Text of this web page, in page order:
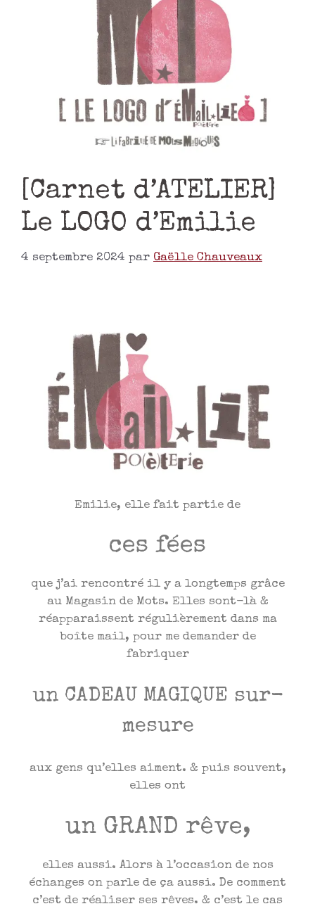
[Carnet d’ATELIER]
Le LOGO d’Emilie
4 septembre 2024 par Gaëlle Chauveaux
Emilie, elle fait partie de
ces fées
que j’ai rencontré il y a longtemps grâce
au Magasin de Mots. Elles sont-là &
réapparaissent régulièrement dans ma
boîte mail, pour me demander de
fabriquer
un CADEAU MAGIQUE sur-
mesure
aux gens qu’elles aiment. & puis souvent,
elles ont
un GRAND rêve,
elles aussi. Alors à l’occasion de nos
échanges on parle de ça aussi. De comment
c’est de réaliser ses rêves. & c’est le cas